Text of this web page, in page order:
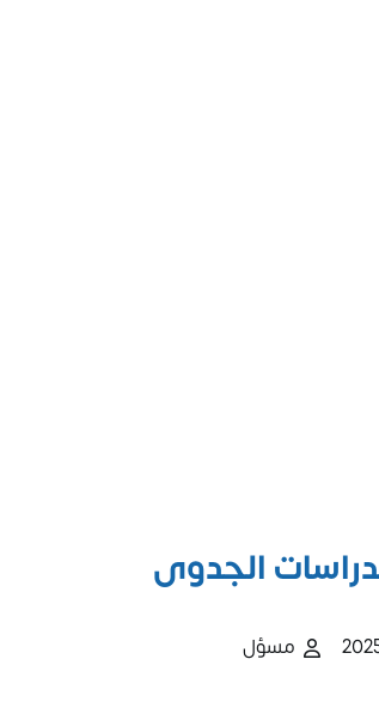
الجدوى
مسؤل